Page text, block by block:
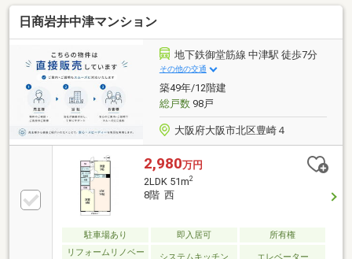
可能＜立地＞●大阪メトロ御堂筋線「中津」駅より徒
歩約7分お気軽にお問い合わせください！＜センチュ
リー21ランドについて＞●センチュリー21ランド阿波
座店は・・・ お客様のニーズに寄り添い、大切なお
住まいのご購入に最後まで伴走いたします！●リフォ
ームのご相談も承っております。●不動産に関するお
悩み等、なんでもお気軽にご相談くださいませ！
日商岩井中津マンション
地下鉄御堂筋線 中津駅 徒歩7分
その他の交通
築49年/12階建
総戸数98戸
大阪府大阪市北区豊崎４
2,980万円
2LDK 51m2
8階 西
駐車場あり 即入居可
所有権
リフォームリノベー